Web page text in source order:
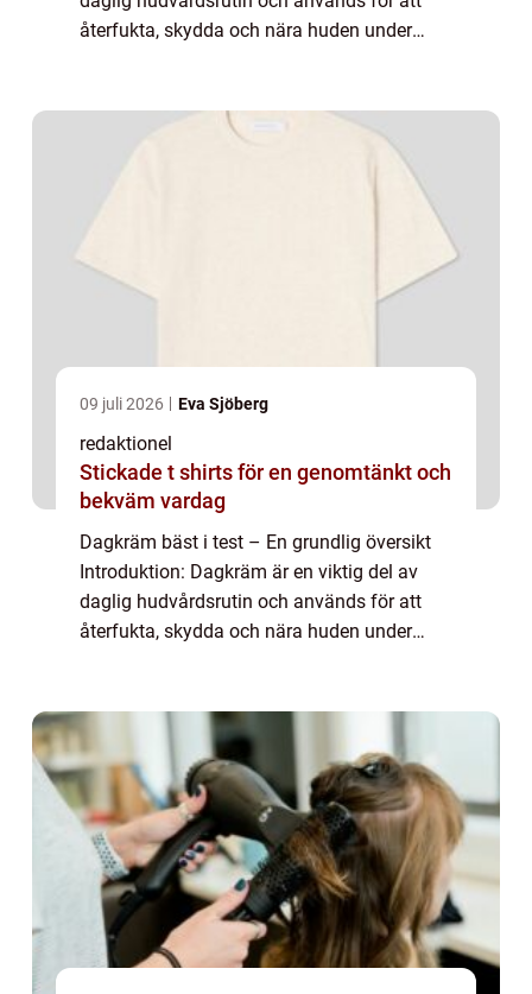
återfukta, skydda och nära huden under
09 juli 2026 Eva Sjöberg
redaktionel
Stickade t shirts för en genomtänkt och
bekväm vardag
Dagkräm bäst i test – En grundlig översikt
Introduktion: Dagkräm är en viktig del av
daglig hudvårdsrutin och används för att
återfukta, skydda och nära huden under